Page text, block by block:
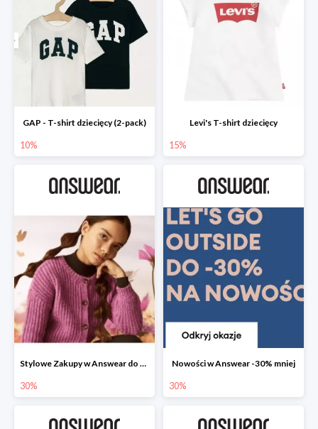
GAP - T-shirt dziecięcy (2-pack)
10%
Levi's T-shirt dziecięcy
15%
Stylowe Zakupy w Answear do -30%
30%
Nowości w Answear -30% mniej
30%